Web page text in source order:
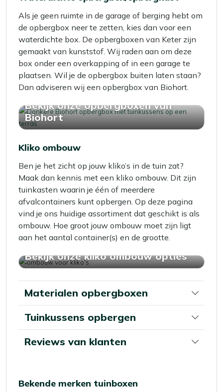
Als je geen ruimte in de garage of berging hebt om
de opbergbox neer te zetten, kies dan voor een
waterdichte box. De opbergboxen van Keter zijn
gemaakt van kunststof. Wij raden aan om deze
box onder een overkapping of in een garage te
plaatsen. Wil je de opbergbox buiten laten staan?
Dan adviseren wij een opbergbox van Biohort.
Bekijk onze opbergboxen van
Biohort
Kliko ombouw
Ben je het zicht op jouw kliko’s in de tuin zat?
Maak dan kennis met een kliko ombouw. Dit zijn
tuinkasten waarin je één of meerdere
afvalcontainers kunt opbergen. Op deze pagina
vind je ons huidige assortiment dat geschikt is als
ombouw. Hoe groot jouw ombouw moet zijn ligt
aan het aantal container(s) en de grootte.
Bekijk onze kliko ombouw opties
Materialen opbergboxen
Tuinkussens opbergen
Reviews van klanten
Bekende merken tuinboxen